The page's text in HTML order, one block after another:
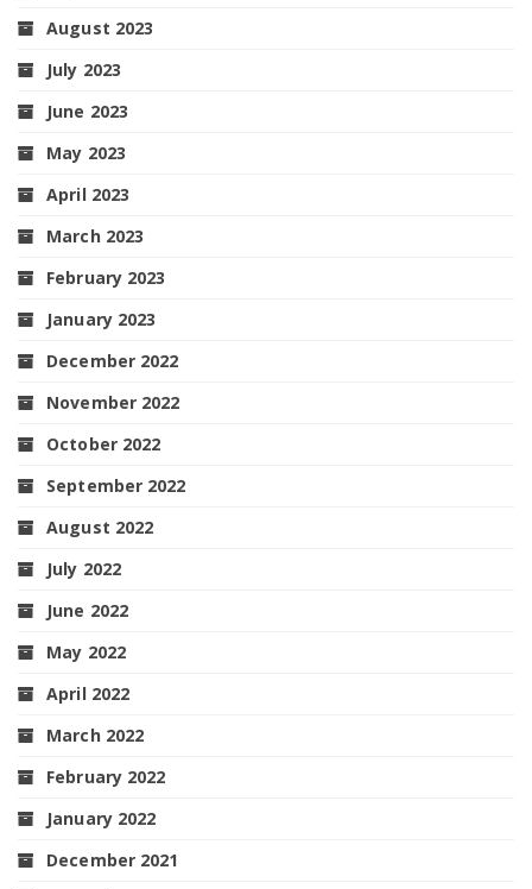
August 2023
July 2023
June 2023
May 2023
April 2023
March 2023
February 2023
January 2023
December 2022
November 2022
October 2022
September 2022
August 2022
July 2022
June 2022
May 2022
April 2022
March 2022
February 2022
January 2022
December 2021